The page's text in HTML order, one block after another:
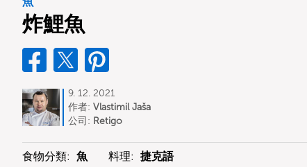
炸鯉魚
9. 12. 2021
作者: Vlastimil Jaša
公司: Retigo
食物分類: 魚 料理: 捷克語